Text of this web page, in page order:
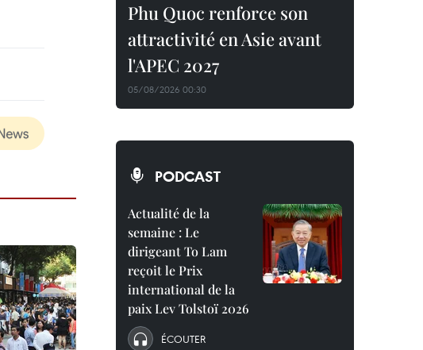
Phu Quoc renforce son
attractivité en Asie avant
l'APEC 2027
05/08/2026 00:30
PODCAST
Actualité de la
semaine : Le
dirigeant To Lam
reçoit le Prix
international de la
paix Lev Tolstoï 2026
ÉCOUTER